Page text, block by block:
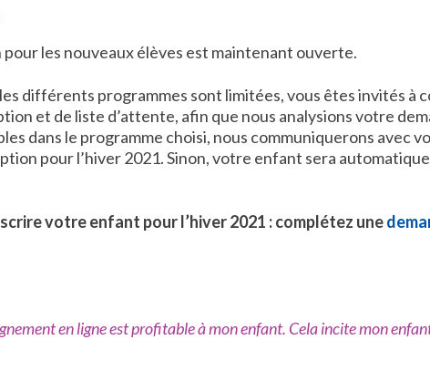
pour les nouveaux élèves est maintenant ouverte.
différents programmes sont limitées, vous êtes invités à
et de liste d’attente, afin que nous analysions votre
dans le programme choisi, nous communiquerons avec
pour l’hiver 2021. Sinon, votre enfant sera
votre enfant pour l’hiver 2021 : complétez une
en ligne est profitable à mon enfant. Cela incite mon